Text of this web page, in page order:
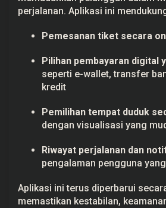
perjalanan. Aplikasi ini
Pemesanan tiket secara
Pilihan pembayaran digital
seperti e-wallet, transfer
kredit
Pemilihan tempat duduk
dengan visualisasi yang
Riwayat perjalanan dan
pengalaman pengguna
Aplikasi ini terus diperbarui
memastikan kestabilan,